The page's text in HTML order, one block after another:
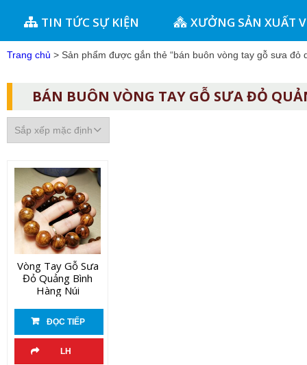
TIN TỨC SỰ KIỆN XƯỞNG SẢN XUẤT
Trang chủ > Sản phẩm được gắn thẻ “bán buôn vòng tay gỗ sưa đỏ
BÁN BUÔN VÒNG TAY GỖ SƯA ĐỎ
Vòng Tay Gỗ Sưa
Đỏ Quảng Bình
Hàng Núi
ĐỌC TIẾP
LH